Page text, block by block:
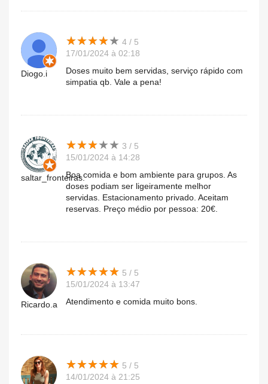
Diogo.i
★★★★★
★★★★★ 4 / 5
17/01/2024 à 02:18
Doses muito bem servidas, serviço rápido com
simpatia qb. Vale a pena!
saltar_fronteiras.
★★★★★
★★★★★ 3 / 5
15/01/2024 à 14:28
Boa comida e bom ambiente para grupos. As
doses podiam ser ligeiramente melhor
servidas. Estacionamento privado. Aceitam
reservas. Preço médio por pessoa: 20€.
Ricardo.a
★★★★★
★★★★★ 5 / 5
15/01/2024 à 13:47
Atendimento e comida muito bons.
★★★★★
★★★★★ 5 / 5
14/01/2024 à 21:25